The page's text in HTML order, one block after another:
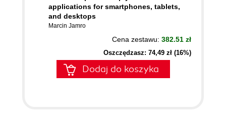
applications for smartphones, tablets,
and desktops
Marcin Jamro
Cena zestawu: 382.51 zł
Oszczędzasz: 74,49 zł (16%)
Dodaj do koszyka